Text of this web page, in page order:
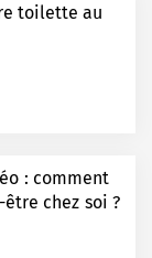
toilette au
: comment
chez soi ?